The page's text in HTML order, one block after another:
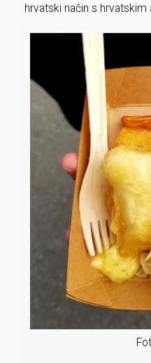
hrvatski način s